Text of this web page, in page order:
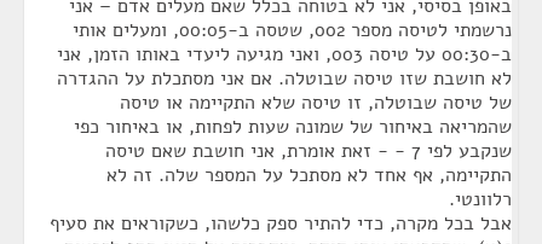
באופן בסיסי, אני לא בטוחה בכלל שאם מעלים אדם – אני
נרשמתי לטיסה מספר 002, שטסה ב-00:05, ומעלים אותי
ב-00:30 על טיסה 003, ואני מגיעה ליעדי באותו הזמן, אני
לא חושבת שזו טיסה שבוטלה. אם אני מסתכלת על ההגדרה
של טיסה שבוטלה, זו טיסה שלא התקיימה או טיסה
שהמריאה באיחור של שמונה שעות לפחות, או באיחור כפי
שנקבע לפי 7 - - זאת אומרת, אני חושבת שאם טיסה
התקיימה, אף אחד לא מסתכל על המספר שלה. זה לא
רלוונטי.
אבל בכל מקרה, כדי להתיר ספק כלשהו, כשקוראים את סעיף